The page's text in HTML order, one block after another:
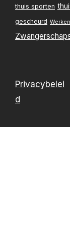
thuis sporten
gescheurd
Privacybelei
d